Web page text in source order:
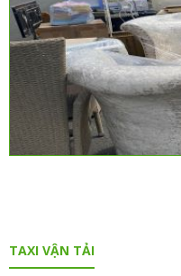
TAXI VẬN TẢI